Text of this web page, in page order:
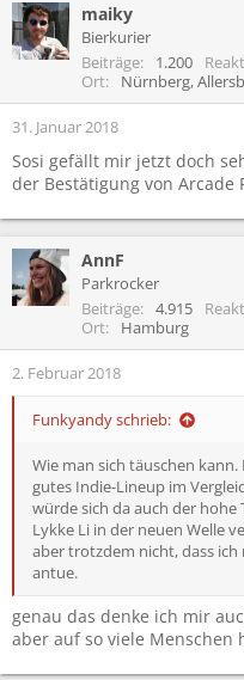
k
t
i
n
e
:
maiky
Bierkurier
Beiträge
1.200
Ort
Nürnberg,
31. Januar 2018
Sosi gefällt mir jetzt doch
der Bestätigung von Arcade
AnnF
Parkrocker
Beiträge
4.915
Ort
Hamburg
2. Februar 2018
Funkyandy schrieb:
Wie man sich täuschen
gutes Indie-Lineup im
würde sich da auch der hohe
Lykke Li in der neuen Welle
aber trotzdem nicht, dass
antue.
genau das denke ich mir
aber auf so viele Menschen